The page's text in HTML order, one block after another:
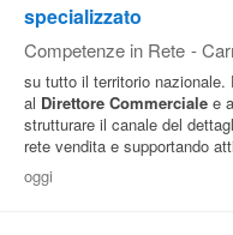
specializzato
Competenze in Rete -
su tutto il territorio
al Direttore Commerciale e
strutturare il canale del
rete vendita e supportando
oggi